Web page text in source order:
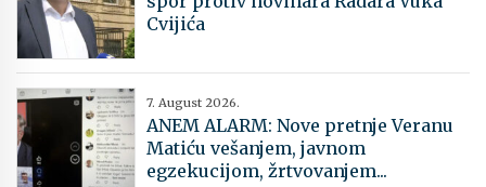
Cvijića
7. August 2026.
ANEM ALARM: Nove pretnje Veranu
Matiću vešanjem, javnom
egzekucijom, žrtvovanjem...